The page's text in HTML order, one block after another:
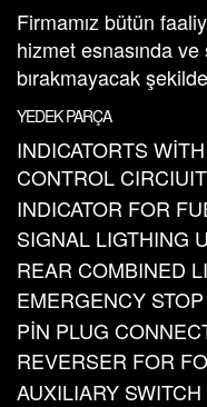
Firmamız bütün
hizmet esnasında
bırakmayacak
YEDEK PARÇA
INDICATORTS
CONTROL CIRCIUIT
INDICATOR FOR
SIGNAL LIGTHING
REAR COMBINED
EMERGENCY
PİN PLUG
REVERSER FOR
AUXILIARY SWITCH